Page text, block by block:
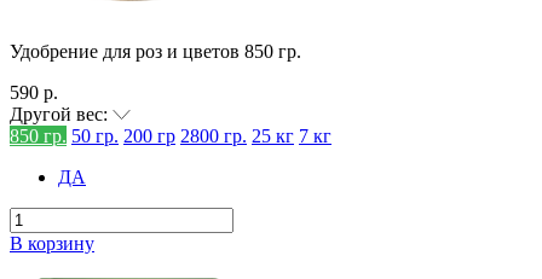
Удобрение для роз и цветов 850 гр.
590 р.
Другой вес:
850 гр. 50 гр. 200 гр 2800 гр. 25 кг 7 кг
ДА
В корзину